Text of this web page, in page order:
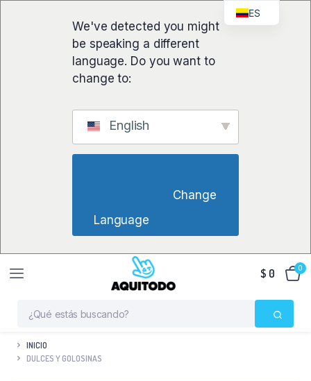
We've detected you might
be speaking a different
language. Do you want to
change to:
English
Language
$ 0 0
INICIO
DULCES Y GOLOSINAS
ES